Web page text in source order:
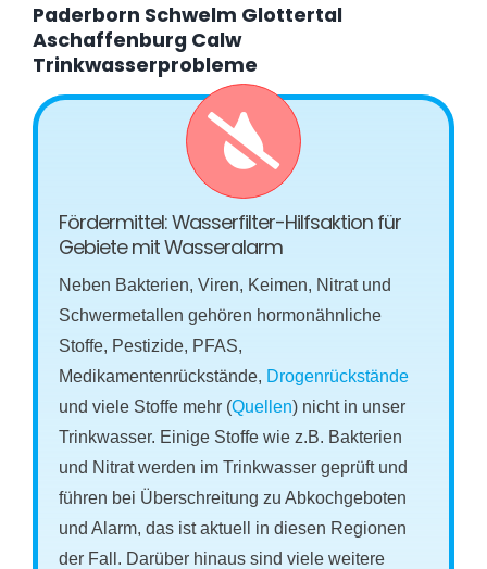
Paderborn Schwelm Glottertal
Aschaffenburg Calw
Trinkwasserprobleme
Fördermittel: Wasserfilter-Hilfsaktion für
Gebiete mit Wasseralarm
Neben Bakterien, Viren, Keimen, Nitrat und
Schwermetallen gehören hormonähnliche
Stoffe, Pestizide, PFAS,
Medikamentenrückstände, Drogenrückstände
und viele Stoffe mehr (Quellen) nicht in unser
Trinkwasser. Einige Stoffe wie z.B. Bakterien
und Nitrat werden im Trinkwasser geprüft und
führen bei Überschreitung zu Abkochgeboten
und Alarm, das ist aktuell in diesen Regionen
der Fall. Darüber hinaus sind viele weitere